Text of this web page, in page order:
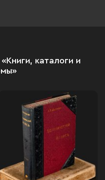
каталоги и